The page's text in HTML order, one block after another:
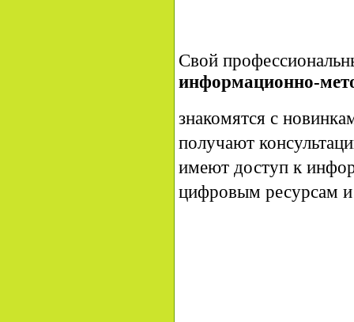
Свой
информационно-
знакомятся с
получают
имеют доступ к
цифровым ресурсам